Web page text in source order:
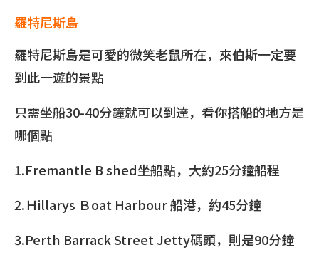
羅特尼斯島
羅特尼斯島是可愛的微笑老鼠所在，來伯斯一定要
到此一遊的景點
只需坐船30-40分鐘就可以到達，看你搭船的地方是
哪個點
1.Fremantle B shed坐船點，大約25分鐘船程
2.Ｈillarys Ｂoat Harbour 船港，約45分鐘
3.Perth Barrack Street Jetty碼頭，則是90分鐘